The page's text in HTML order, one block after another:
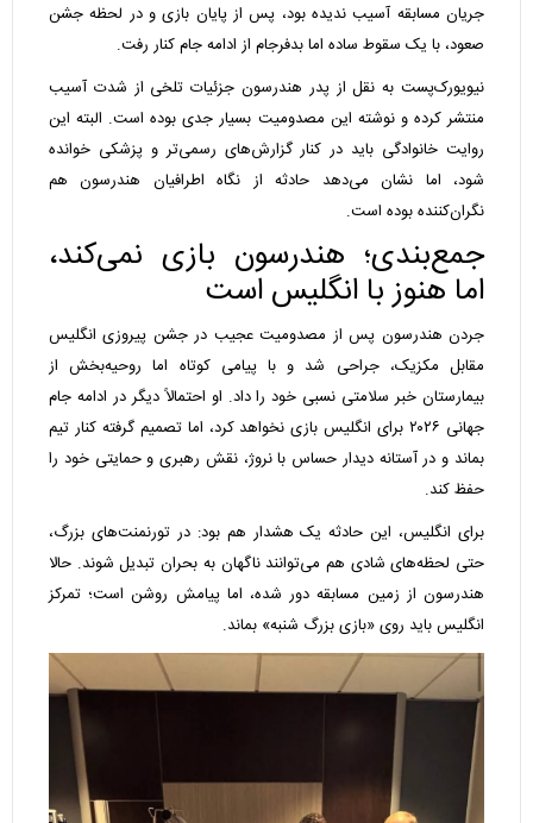
جریان مسابقه آسیب ندیده بود، پس از پایان بازی و در لحظه جشن
صعود، با یک سقوط ساده اما بدفرجام از ادامه جام کنار رفت.
نیویورک‌پست به نقل از پدر هندرسون جزئیات تلخی از شدت آسیب
منتشر کرده و نوشته این مصدومیت بسیار جدی بوده است. البته این
روایت خانوادگی باید در کنار گزارش‌های رسمی‌تر و پزشکی خوانده
شود، اما نشان می‌دهد حادثه از نگاه اطرافیان هندرسون هم
نگران‌کننده بوده است.
جمع‌بندی؛ هندرسون بازی نمی‌کند،
اما هنوز با انگلیس است
جردن هندرسون پس از مصدومیت عجیب در جشن پیروزی انگلیس
مقابل مکزیک، جراحی شد و با پیامی کوتاه اما روحیه‌بخش از
بیمارستان خبر سلامتی نسبی خود را داد. او احتمالاً دیگر در ادامه جام
جهانی ۲۰۲۶ برای انگلیس بازی نخواهد کرد، اما تصمیم گرفته کنار تیم
بماند و در آستانه دیدار حساس با نروژ، نقش رهبری و حمایتی خود را
حفظ کند.
برای انگلیس، این حادثه یک هشدار هم بود: در تورنمنت‌های بزرگ،
حتی لحظه‌های شادی هم می‌توانند ناگهان به بحران تبدیل شوند. حالا
هندرسون از زمین مسابقه دور شده، اما پیامش روشن است؛ تمرکز
انگلیس باید روی «بازی بزرگ شنبه» بماند.